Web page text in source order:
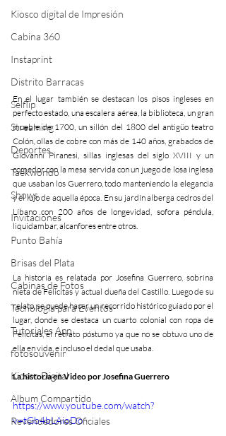
Kiosco digital de Impresión
Cabina 360
Instaprint
Distrito Barracas
Selflip
Streaming
Deportes
Taekwondo
Shows
Invitaciones
Punto Bahía
Brisas del Plata
Cabinas de Fotos
Tecnología para Eventos
Tutoriales App
fotosouvenir
Kiosco Digital
Album Compartido
Revendedores Oficiales
En el lugar también se destacan los pisos ingleses en
perfecto estado, una escalera aérea, la biblioteca, un gran
mueble de 1700, un sillón del 1800 del antigüo teatro
Colón, ollas de cobre con más de 140 años, grabados de
Giovanni Piranesi, sillas inglesas del siglo XVIII y un
comedor con la mesa servida con un juego de losa inglesa
que usaban los Guerrero, todo manteniendo la elegancia
y el lujo de aquella época. En su jardín alberga cedros del
Líbano con 200 años de longevidad, sofora péndula,
liquidambar, alcanfores entre otros.
La historia es relatada por Josefina Guerrero, sobrina
nieta de Felicitas y actual dueña del Castillo. Luego de su
relato, se puede hacer un recorrido histórico guiado por el
lugar, donde se destaca un cuarto colonial con ropa de
Felicitas, el retrato póstumo ya que no se obtuvo uno de
ella en vida, e incluso el dedal que usaba.
La historia en Video por Josefina Guerrero
https://www.youtube.com/watch?
v=tGb4bLAioDo